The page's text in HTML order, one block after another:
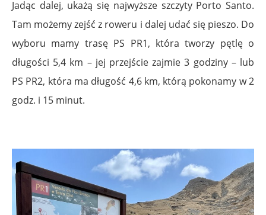
Jadąc dalej, ukażą się najwyższe szczyty Porto Santo.
Tam możemy zejść z roweru i dalej udać się pieszo. Do
wyboru mamy trasę PS PR1, która tworzy pętlę o
długości 5,4 km – jej przejście zajmie 3 godziny – lub
PS PR2, która ma długość 4,6 km, którą pokonamy w 2
godz. i 15 minut.